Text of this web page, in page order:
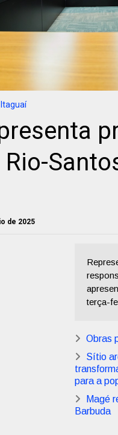
Itaguaí
de 2025
terça-
Obras
Sítio
para a
Magé
Barbuda